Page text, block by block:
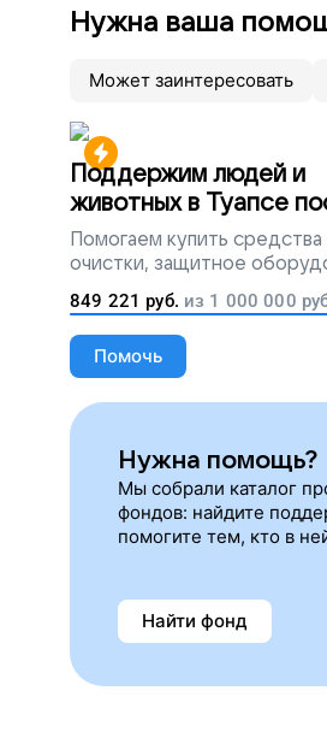
Нужна ваша
Может заинтересовать
Поддержим людей и
животных в Туапсе
разлива мазута
Помогаем купить средства
очистки, защитное
лекарства, корм и
необходимости
849 221 руб. из 1 000 000
Помочь
Нужна помощь?
Мы собрали каталог
фондов: найдите
помогите тем, кто в
Найти фонд